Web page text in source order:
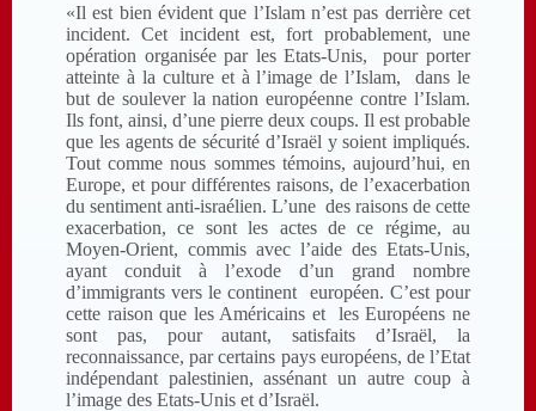
«Il est bien évident que l’Islam n’est pas derrière cet
incident. Cet incident est, fort probablement, une
opération organisée par les Etats-Unis, pour porter
atteinte à la culture et à l’image de l’Islam, dans le
but de soulever la nation européenne contre l’Islam.
Ils font, ainsi, d’une pierre deux coups. Il est probable
que les agents de sécurité d’Israël y soient impliqués.
Tout comme nous sommes témoins, aujourd’hui, en
Europe, et pour différentes raisons, de l’exacerbation
du sentiment anti-israélien. L’une des raisons de cette
exacerbation, ce sont les actes de ce régime, au
Moyen-Orient, commis avec l’aide des Etats-Unis,
ayant conduit à l’exode d’un grand nombre
d’immigrants vers le continent européen. C’est pour
cette raison que les Américains et les Européens ne
sont pas, pour autant, satisfaits d’Israël, la
reconnaissance, par certains pays européens, de l’Etat
indépendant palestinien, assénant un autre coup à
l’image des Etats-Unis et d’Israël.